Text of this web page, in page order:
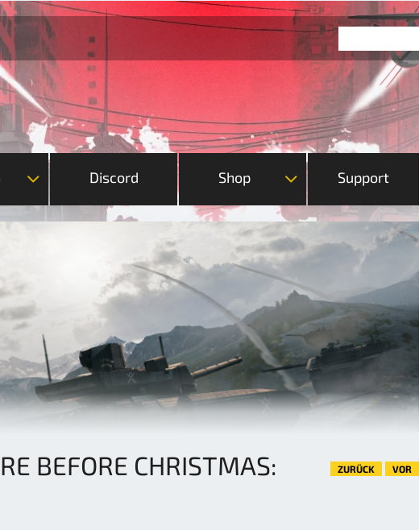
Discord Shop Support
BEFORE CHRISTMAS:
ZURÜCK VOR